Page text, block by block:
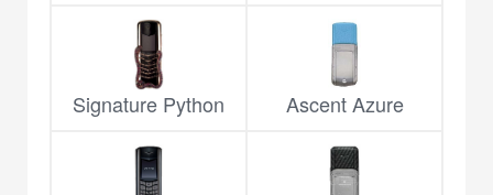
Signature Python Ascent Azure